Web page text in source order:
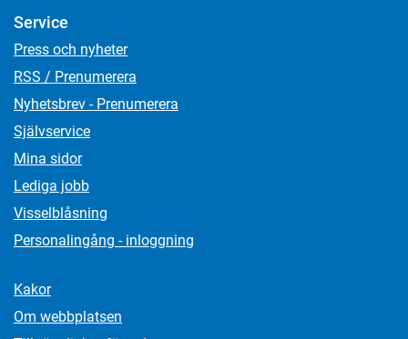
Service
Press och nyheter
RSS / Prenumerera
Nyhetsbrev - Prenumerera
Självservice
Mina sidor
Lediga jobb
Visselblåsning
Personalingång - inloggning
Kakor
Om webbplatsen